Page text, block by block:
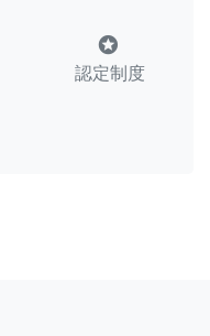
stars
認定制度